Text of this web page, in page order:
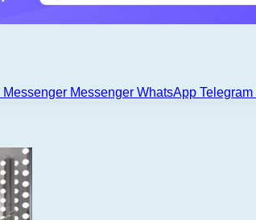
Messenger Messenger WhatsApp Telegram